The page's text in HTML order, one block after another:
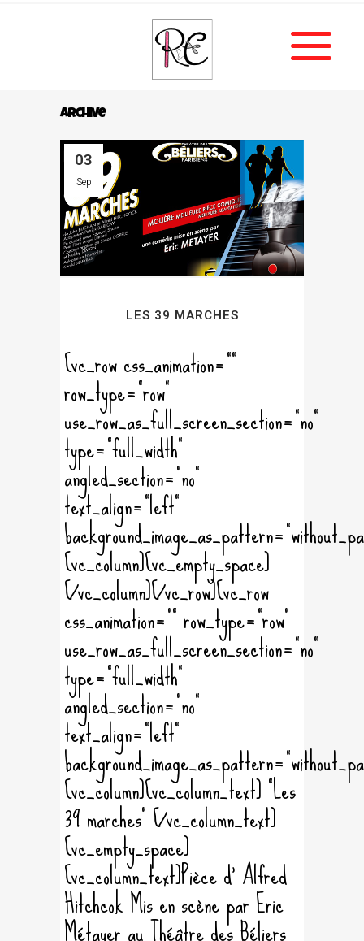
Archive
03
Sep
LES 39 MARCHES
[vc_row css_animation=""
row_type="row"
use_row_as_full_screen_section="no"
type="full_width"
angled_section="no"
text_align="left"
[vc_column][vc_empty_space]
[/vc_column][/vc_row][vc_row
css_animation="" row_type="row"
use_row_as_full_screen_section="no"
type="full_width"
angled_section="no"
text_align="left"
[vc_column][vc_column_text] "Les
39 marches" [/vc_column_text]
[vc_empty_space]
[vc_column_text]Pièce d' Alfred
Hitchcok Mis en scène par Eric